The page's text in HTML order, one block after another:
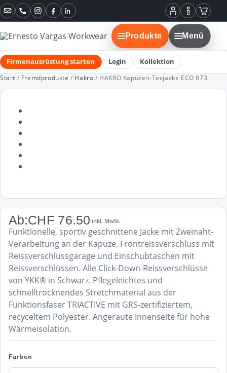
Mein
Konto
Informationen
Instagram
FacebookLinkedIn
Produkte Menü
Firmenausrüstung starten Login Kollektion
Start / Fremdprodukte / Hakro / HAKRO Kapuzen-Tecjacke ECO 873
Ab:CHF76.50 inkl. MwSt.
Funktionelle, sportiv geschnittene Jacke mit Zweinaht-
Verarbeitung an der Kapuze. Frontreissverschluss mit
Reissverschlussgarage und Einschubtaschen mit
Reissverschlüssen. Alle Click-Down-Reissverschlüsse
von YKK® in Schwarz. Pflegeleichtes und
schnelltrocknendes Stretchmaterial aus der
Funktionsfaser TRIACTIVE mit GRS-zertifiziertem,
recyceltem Polyester. Angeraute Innenseite für hohe
Wärmeisolation.
Farben